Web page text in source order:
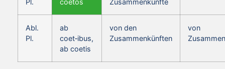
Abl.
Pl.
ab
coet‑ibus,
ab coetis
von den
Zusammenkünften
von